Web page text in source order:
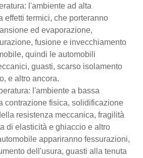
l'ambiente ad alta
effetti termici, che porteranno
ed evaporazione,
fusione e invecchiamento
quindi le automobili
guasti, scarso isolamento
e altro ancora.
l'ambiente a bassa
contrazione fisica, solidificazione
resistenza meccanica, fragilità
di elasticità e ghiaccio e altro
appariranno fessurazioni,
dell'usura, guasti alla tenuta